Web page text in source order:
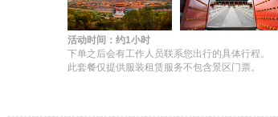
活动时间：约1小时
下单之后会有工作人员联系您出行的具体行程。
此套餐仅提供服装租赁服务不包含景区门票。